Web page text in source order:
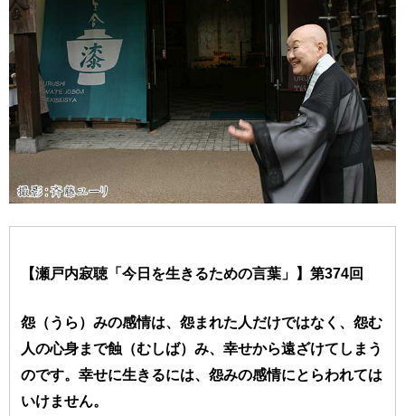
【瀬戸内寂聴「今日を生きるための言葉」】第374回
怨（うら）みの感情は、怨まれた人だけではなく、怨む
人の心身まで蝕（むしば）み、幸せから遠ざけてしまう
のです。幸せに生きるには、怨みの感情にとらわれては
いけません。